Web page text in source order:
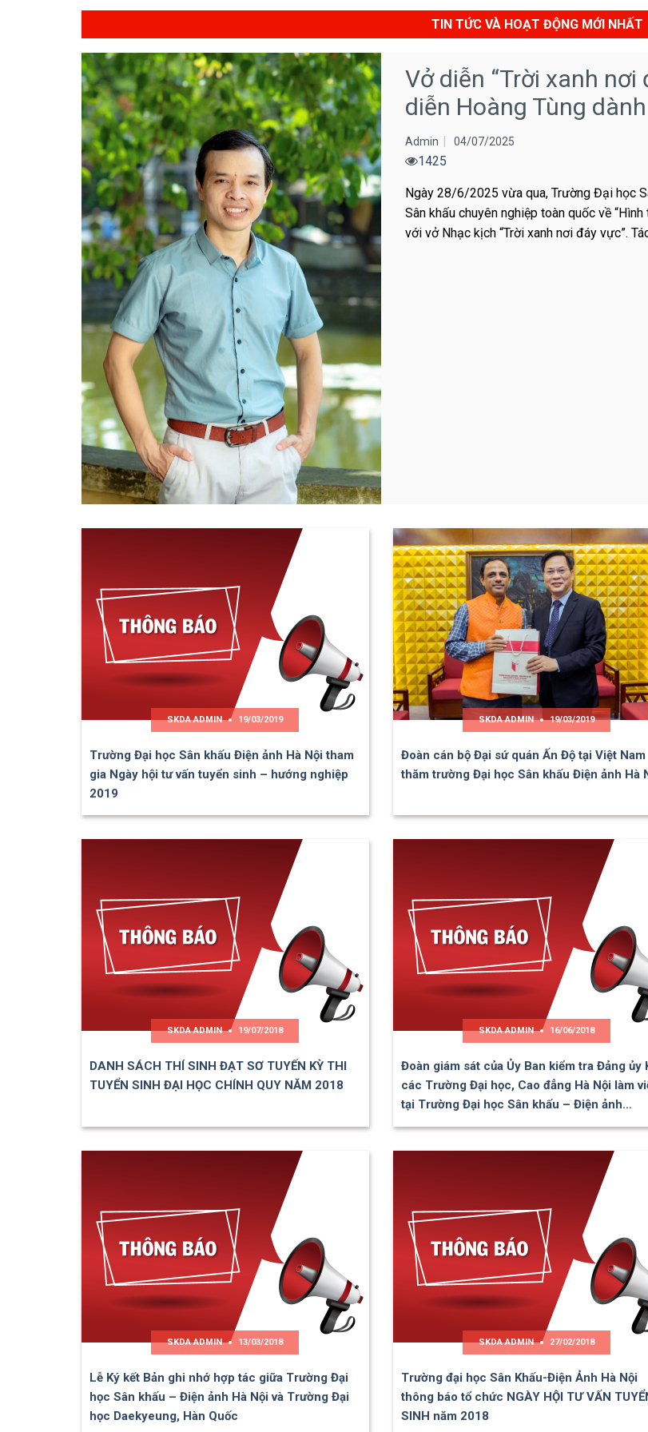
TIN TỨC VÀ HOẠT ĐỘNG MỚI NHẤT
Vở diễn “Trời xanh
diễn Hoàng Tùng
Admin 04/07/2025
1425
Ngày 28/6/2025 vừa qua, Trường Đại học
Sân khấu chuyên nghiệp toàn quốc về
với vở Nhạc kịch “Trời xanh nơi đáy vực”.
SKDA ADMIN 19/03/2019
Trường Đại học Sân khấu Điện ảnh Hà Nội tham
gia Ngày hội tư vấn tuyển sinh – hướng nghiệp
2019
SKDA ADMIN 19/03/2019
Đoàn cán bộ Đại sứ quán Ấn Độ tại Việt Nam
thăm trường Đại học Sân khấu Điện ảnh Hà
SKDA ADMIN 19/07/2018
DANH SÁCH THÍ SINH ĐẠT SƠ TUYẾN KỲ THI
TUYỂN SINH ĐẠI HỌC CHÍNH QUY NĂM 2018
SKDA ADMIN 16/06/2018
Đoàn giám sát của Ủy Ban kiểm tra Đảng ủy
các Trường Đại học, Cao đẳng Hà Nội làm
tại Trường Đại học Sân khấu – Điện ảnh…
SKDA ADMIN 13/03/2018
Lễ Ký kết Bản ghi nhớ hợp tác giữa Trường Đại
học Sân khấu – Điện ảnh Hà Nội và Trường Đại
học Daekyeung, Hàn Quốc
SKDA ADMIN 27/02/2018
Trường đại học Sân Khấu-Điện Ảnh Hà Nội
thông báo tổ chức NGÀY HỘI TƯ VẤN
SINH năm 2018